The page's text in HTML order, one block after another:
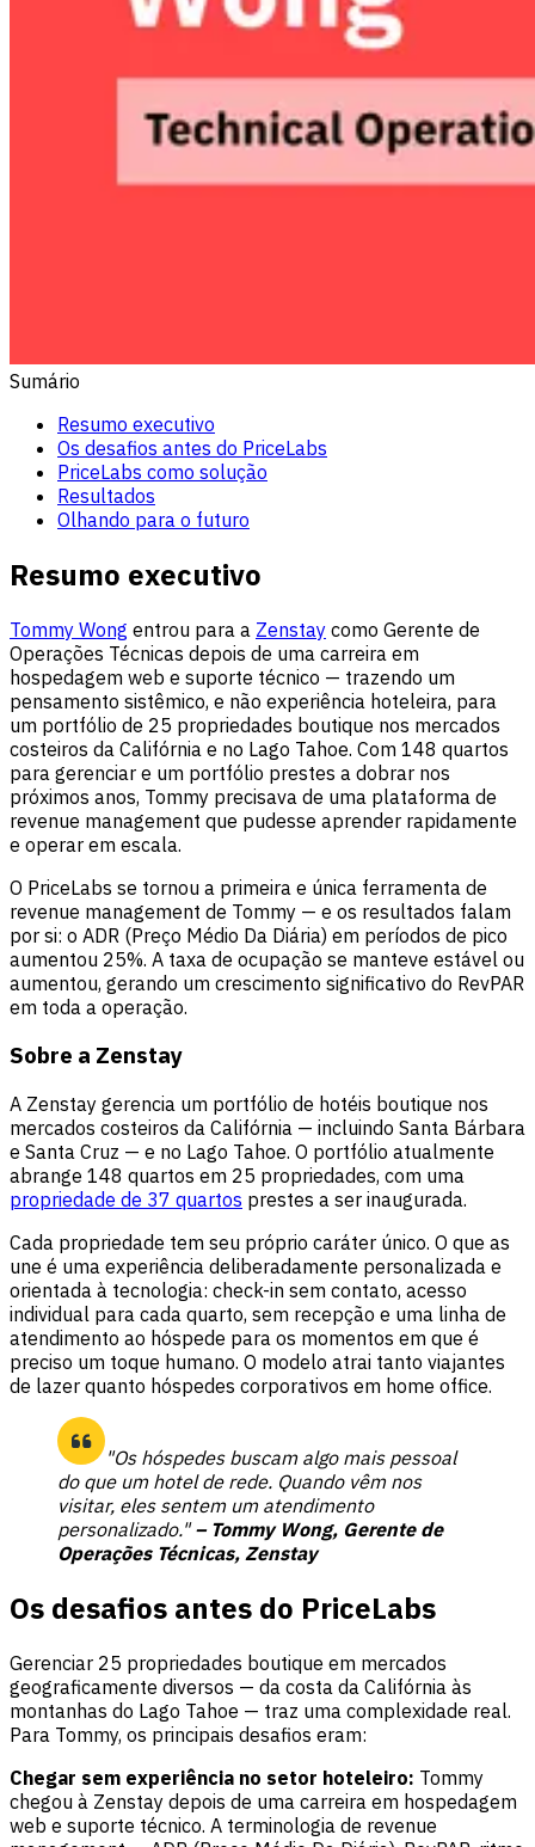
Sumário
Resumo executivo
Os desafios antes do PriceLabs
PriceLabs como solução
Resultados
Olhando para o futuro
Resumo executivo
Tommy Wong entrou para a Zenstay como Gerente de
Operações Técnicas depois de uma carreira em
hospedagem web e suporte técnico — trazendo um
pensamento sistêmico, e não experiência hoteleira, para
um portfólio de 25 propriedades boutique nos mercados
costeiros da Califórnia e no Lago Tahoe. Com 148 quartos
para gerenciar e um portfólio prestes a dobrar nos
próximos anos, Tommy precisava de uma plataforma de
revenue management que pudesse aprender rapidamente
e operar em escala.
O PriceLabs se tornou a primeira e única ferramenta de
revenue management de Tommy — e os resultados falam
por si: o ADR (Preço Médio Da Diária) em períodos de pico
aumentou 25%. A taxa de ocupação se manteve estável ou
aumentou, gerando um crescimento significativo do RevPAR
em toda a operação.
Sobre a Zenstay
A Zenstay gerencia um portfólio de hotéis boutique nos
mercados costeiros da Califórnia — incluindo Santa Bárbara
e Santa Cruz — e no Lago Tahoe. O portfólio atualmente
abrange 148 quartos em 25 propriedades, com uma
propriedade de 37 quartos prestes a ser inaugurada.
Cada propriedade tem seu próprio caráter único. O que as
une é uma experiência deliberadamente personalizada e
orientada à tecnologia: check-in sem contato, acesso
individual para cada quarto, sem recepção e uma linha de
atendimento ao hóspede para os momentos em que é
preciso um toque humano. O modelo atrai tanto viajantes
de lazer quanto hóspedes corporativos em home office.
"Os hóspedes buscam algo mais pessoal
do que um hotel de rede. Quando vêm nos
visitar, eles sentem um atendimento
personalizado."– Tommy Wong, Gerente de
Operações Técnicas, Zenstay
Os desafios antes do PriceLabs
Gerenciar 25 propriedades boutique em mercados
geograficamente diversos — da costa da Califórnia às
montanhas do Lago Tahoe — traz uma complexidade real.
Para Tommy, os principais desafios eram:
Chegar sem experiência no setor hoteleiro: Tommy
chegou à Zenstay depois de uma carreira em hospedagem
web e suporte técnico. A terminologia de revenue